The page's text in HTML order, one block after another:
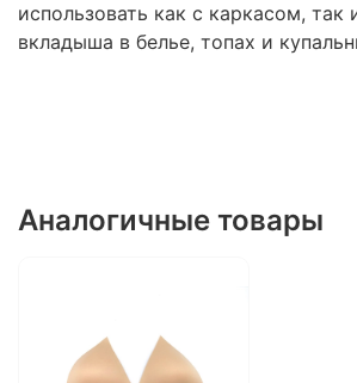
использовать как с каркасом, так
вкладыша в белье, топах и
Аналогичные товары